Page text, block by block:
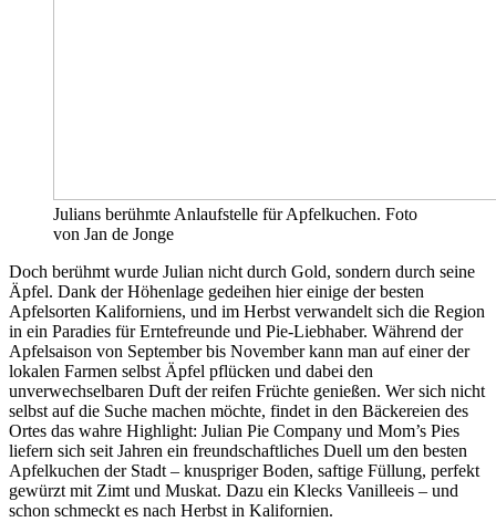
Julians berühmte Anlaufstelle für Apfelkuchen. Foto
von Jan de Jonge
Doch berühmt wurde Julian nicht durch Gold, sondern durch seine
Äpfel. Dank der Höhenlage gedeihen hier einige der besten
Apfelsorten Kaliforniens, und im Herbst verwandelt sich die Region
in ein Paradies für Erntefreunde und Pie-Liebhaber. Während der
Apfelsaison von September bis November kann man auf einer der
lokalen Farmen selbst Äpfel pflücken und dabei den
unverwechselbaren Duft der reifen Früchte genießen. Wer sich nicht
selbst auf die Suche machen möchte, findet in den Bäckereien des
Ortes das wahre Highlight: Julian Pie Company und Mom’s Pies
liefern sich seit Jahren ein freundschaftliches Duell um den besten
Apfelkuchen der Stadt – knuspriger Boden, saftige Füllung, perfekt
gewürzt mit Zimt und Muskat. Dazu ein Klecks Vanilleeis – und
schon schmeckt es nach Herbst in Kalifornien.